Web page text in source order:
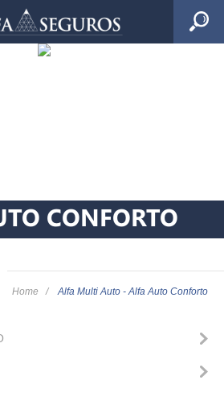
CONFORTO
Home / Alfa Multi Auto - Alfa Auto Conforto